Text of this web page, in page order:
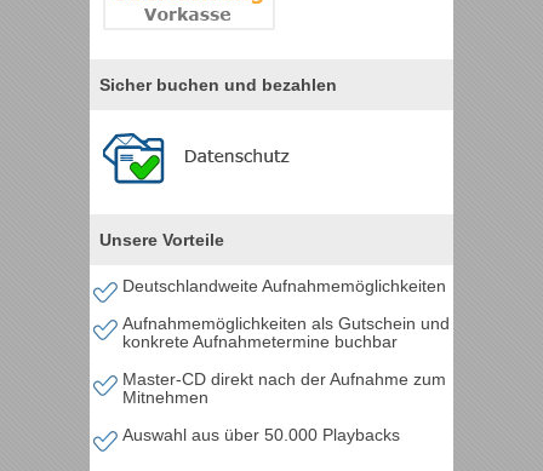
Sicher buchen und bezahlen
Unsere Vorteile
Deutschlandweite Aufnahmemöglichkeiten
Aufnahmemöglichkeiten als Gutschein und
konkrete Aufnahmetermine buchbar
Master-CD direkt nach der Aufnahme zum
Mitnehmen
Auswahl aus über 50.000 Playbacks